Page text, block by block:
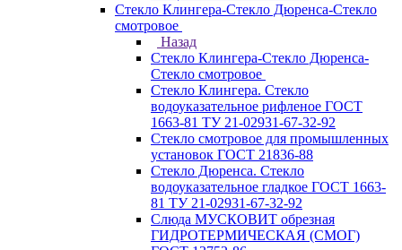
Стекло Клингера-Стекло Дюренса-Стекло
смотровое
Назад
Стекло Клингера-Стекло Дюренса-
Стекло смотровое
Стекло Клингера. Стекло
водоуказательное рифленое ГОСТ
1663-81 ТУ 21-02931-67-32-92
Стекло смотровое для промышленных
установок ГОСТ 21836-88
Стекло Дюренса. Стекло
водоуказательное гладкое ГОСТ 1663-
81 ТУ 21-02931-67-32-92
Слюда МУСКОВИТ обрезная
ГИДРОТЕРМИЧЕСКАЯ (СМОГ)